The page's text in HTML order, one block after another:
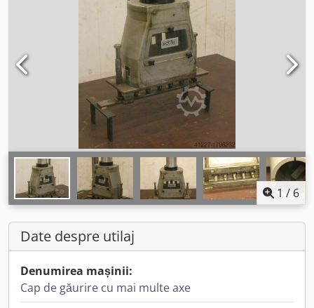
1 / 6
Date despre utilaj
Denumirea mașinii:
Cap de găurire cu mai multe axe